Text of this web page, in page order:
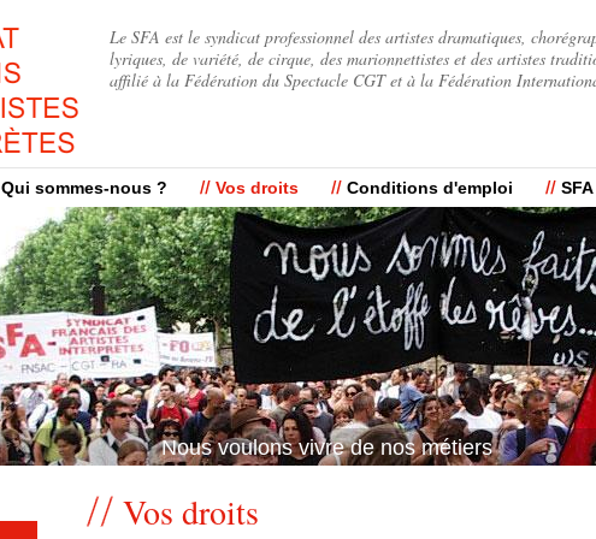
Le SFA est le syndicat professionnel des artistes dramatiques,
lyriques, de variété, de cirque, des marionnettistes et des artistes
affilié à la Fédération du Spectacle CGT et à la Fédération
Qui sommes-nous ? Vos droits Conditions d'emploi
Nous voulons vivre de nos métiers
Vos droits